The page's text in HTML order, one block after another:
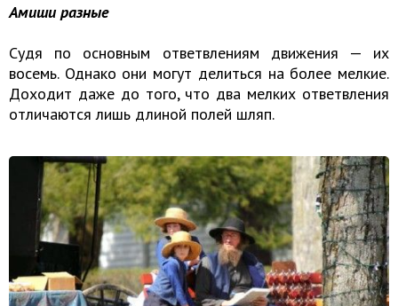
Амиши разные
Судя по основным ответвлениям движения — их
восемь. Однако они могут делиться на более мелкие.
Доходит даже до того, что два мелких ответвления
отличаются лишь длиной полей шляп.